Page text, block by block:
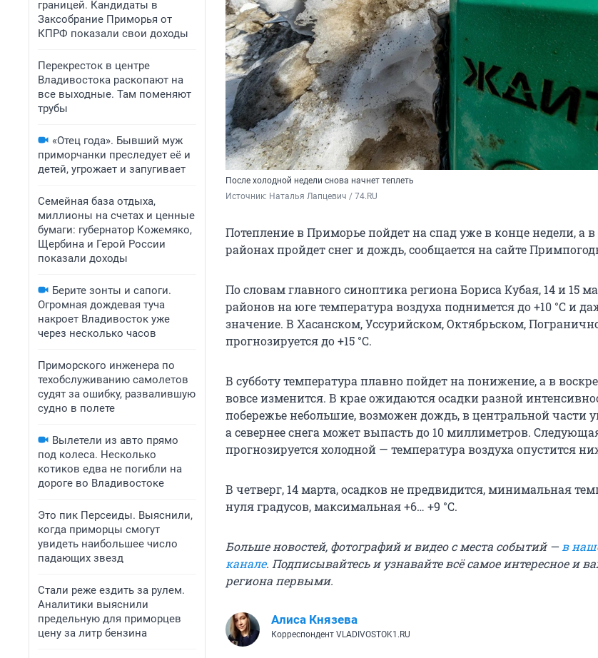
границей. Кандидаты в
Заксобрание Приморья от
КПРФ показали свои доходы
Перекресток в центре
Владивостока раскопают на
все выходные. Там поменяют
трубы
«Отец года». Бывший муж
приморчанки преследует её и
детей, угрожает и запугивает
Семейная база отдыха,
миллионы на счетах и ценные
бумаги: губернатор Кожемяко,
Щербина и Герой России
показали доходы
Берите зонты и сапоги.
Огромная дождевая туча
накроет Владивосток уже
через несколько часов
Приморского инженера по
техобслуживанию самолетов
судят за ошибку, развалившую
судно в полете
Вылетели из авто прямо
под колеса. Несколько
котиков едва не погибли на
дороге во Владивостоке
Это пик Персеиды. Выяснили,
когда приморцы смогут
увидеть наибольшее число
падающих звезд
Стали реже ездить за рулем.
Аналитики выяснили
предельную для приморцев
цену за литр бензина
После холодной недели снова начнет теплеть
Источник: Наталья Лапцевич / 74.RU
Потепление в Приморье пойдет на спад уже в конце недели, а
районах пройдет снег и дождь, сообщается на сайте
По словам главного синоптика региона Бориса Кубая, 14 и 15
районов на юге температура воздуха поднимется до +10 °С и
значение. В Хасанском, Уссурийском, Октябрьском,
прогнозируется до +15 °С.
В субботу температура плавно пойдет на понижение, а в
вовсе изменится. В крае ожидаются осадки разной
побережье небольшие, возможен дождь, в центральной части
а севернее снега может выпасть до 10 миллиметров.
прогнозируется холодной — температура воздуха опустится
В четверг, 14 марта, осадков не предвидится, минимальная
нуля градусов, максимальная +6… +9 °С.
Больше новостей, фотографий и видео с места событий — в
канале. Подписывайтесь и узнавайте всё самое интересное и
региона первыми.
Алиса Князева
Корреспондент VLADIVOSTOK1.RU